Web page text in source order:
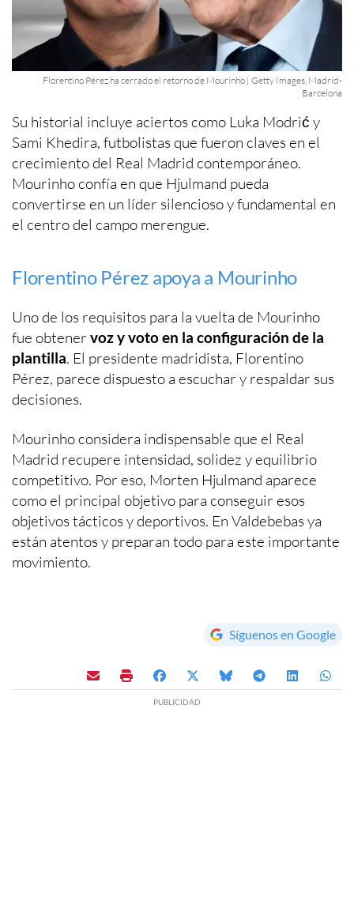
Florentino Pérez ha cerrado el retorno de Mourinho | Getty Images, Madrid-
Barcelona
Su historial incluye aciertos como Luka Modrić y
Sami Khedira, futbolistas que fueron claves en el
crecimiento del Real Madrid contemporáneo.
Mourinho confía en que Hjulmand pueda
convertirse en un líder silencioso y fundamental en
el centro del campo merengue.
Florentino Pérez apoya a Mourinho
Uno de los requisitos para la vuelta de Mourinho
fue obtener voz y voto en la configuración de la
plantilla. El presidente madridista, Florentino
Pérez, parece dispuesto a escuchar y respaldar sus
decisiones.
Mourinho considera indispensable que el Real
Madrid recupere intensidad, solidez y equilibrio
competitivo. Por eso, Morten Hjulmand aparece
como el principal objetivo para conseguir esos
objetivos tácticos y deportivos. En Valdebebas ya
están atentos y preparan todo para este importante
movimiento.
Síguenos en Google